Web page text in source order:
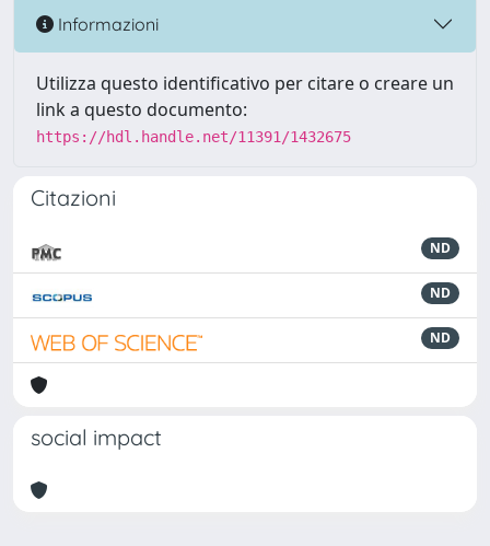
Informazioni
Utilizza questo identificativo per citare o creare un
link a questo documento:
https://hdl.handle.net/11391/1432675
Citazioni
ND
ND
ND
social impact